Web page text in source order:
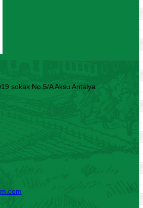
sokak No.5/A Aksu Antalya